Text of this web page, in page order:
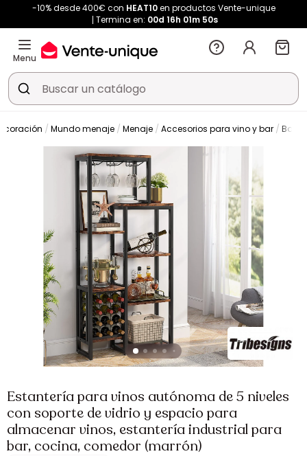
-10% desde 400€ con HEAT10en productos Vente-unique
Termina en: 00d 16h 01m 50s
Menu
Mundo menaje Menaje Accesorios para vino y bar
Estantería para vinos autónoma de 5 niveles
con soporte de vidrio y espacio para
almacenar vinos, estantería industrial para
bar, cocina, comedor (marrón)